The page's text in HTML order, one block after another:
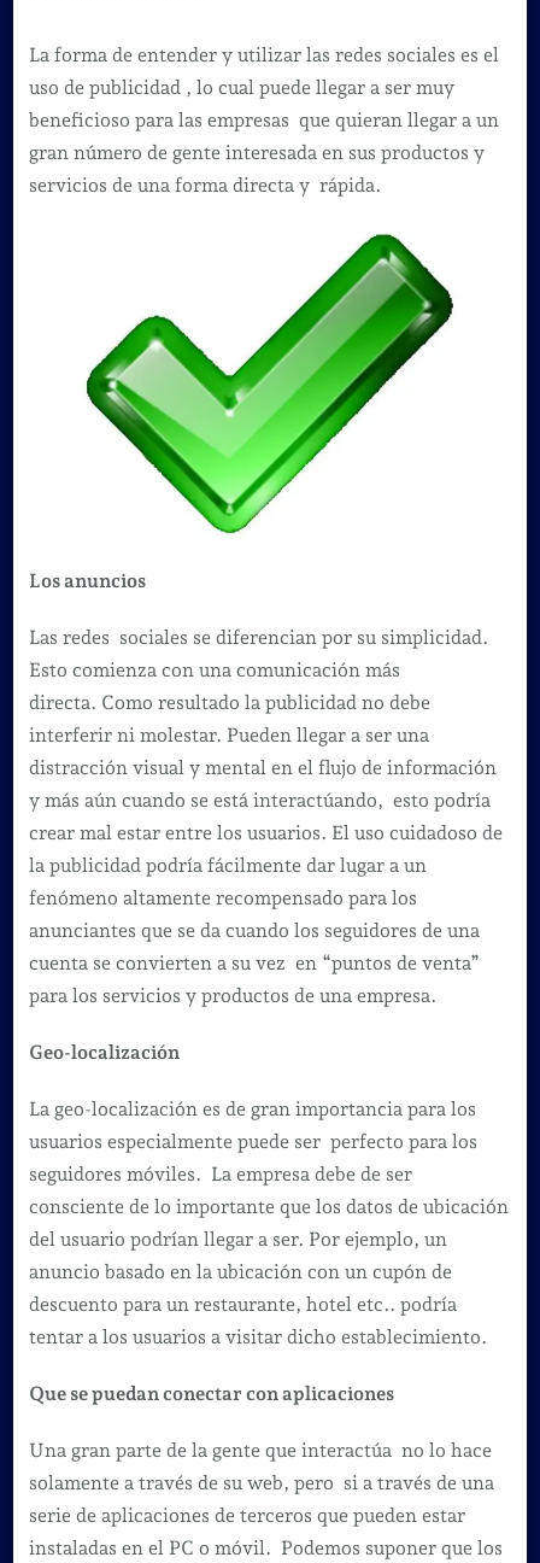
formas
efectivas
de
hacer
publicidad
La forma de entender y utilizar las redes sociales es el
uso de publicidad , lo cual puede llegar a ser muy
beneficioso para las empresas que quieran llegar a un
gran número de gente interesada en sus productos y
servicios de una forma directa y rápida.
Los anuncios
Las redes sociales se diferencian por su simplicidad.
Esto comienza con una comunicación más
directa. Como resultado la publicidad no debe
interferir ni molestar. Pueden llegar a ser una
distracción visual y mental en el flujo de información
y más aún cuando se está interactúando, esto podría
crear mal estar entre los usuarios. El uso cuidadoso de
la publicidad podría fácilmente dar lugar a un
fenómeno altamente recompensado para los
anunciantes que se da cuando los seguidores de una
cuenta se convierten a su vez en “puntos de venta”
para los servicios y productos de una empresa.
Geo-localización
La geo-localización es de gran importancia para los
usuarios especialmente puede ser perfecto para los
seguidores móviles. La empresa debe de ser
consciente de lo importante que los datos de ubicación
del usuario podrían llegar a ser. Por ejemplo, un
anuncio basado en la ubicación con un cupón de
descuento para un restaurante, hotel etc.. podría
tentar a los usuarios a visitar dicho establecimiento.
Que se puedan conectar con aplicaciones
Una gran parte de la gente que interactúa no lo hace
solamente a través de su web, pero si a través de una
serie de aplicaciones de terceros que pueden estar
instaladas en el PC o móvil. Podemos suponer que los